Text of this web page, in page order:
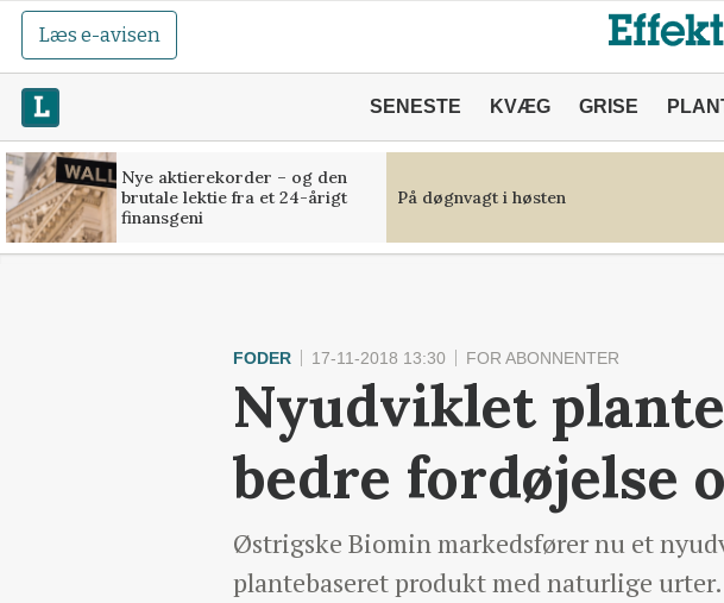
Læs e-avisen
SENESTE KVÆG GRISE
Nye aktierekorder – og den
brutale lektie fra et 24-årigt
finansgeni
På døgnvagt i høsten
FODER 17-11-2018 13:30 FOR ABONNENTER
Nyudviklet
bedre fordøjelse
Østrigske Biomin markedsfører nu et
plantebaseret produkt med naturlige